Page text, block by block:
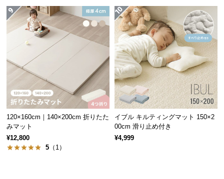
会
い
て
白熱電球 LED電球
口金サイズ E26 E26
対応電球
40形
（40W以下）
40形
（40W以下）
※当商品に電球は付属しておりません
強度に優れた丸打ちコード
120×160cm｜140×200cm 折りたた
みマット
¥12,800
5 （1）
イブル キルティングマット 150×2
00cm 滑り止め付き
¥4,999